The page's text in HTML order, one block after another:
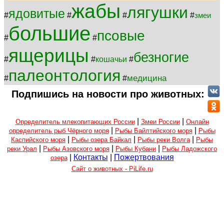
#ядовитые #жабы #лягушки #змеи
#большие #псовые
#ящерицы #кошачьи #безногие
#палеонтология #медицина
Подпишись на новости про животных:
Определитель млекопитающих России| Змеи России| Онлайн
определитель рыб Чёрного моря| Рыбы Байлтийского моря|
Рыбы
Каспийского моря
Рыбы озера Байкал Рыбы реки Волга
Рыбы
реки Урал
Рыбы Азовского моря Рыбы Кубани
Рыбы Ладожского
озера| Контакты Пожертвования
Сайт о животных - PiLife.ru